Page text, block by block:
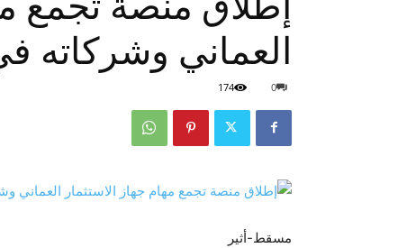
العماني وشركاته
0
174
مسقط-أثير